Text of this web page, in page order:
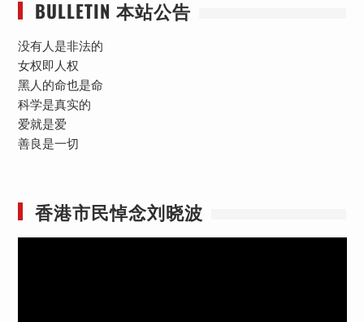
BULLETIN 本站公告
没有人是非法的
女权即人权
黑人的命也是命
科学是真实的
爱就是爱
善良是一切
香港市民悼念刘晓波